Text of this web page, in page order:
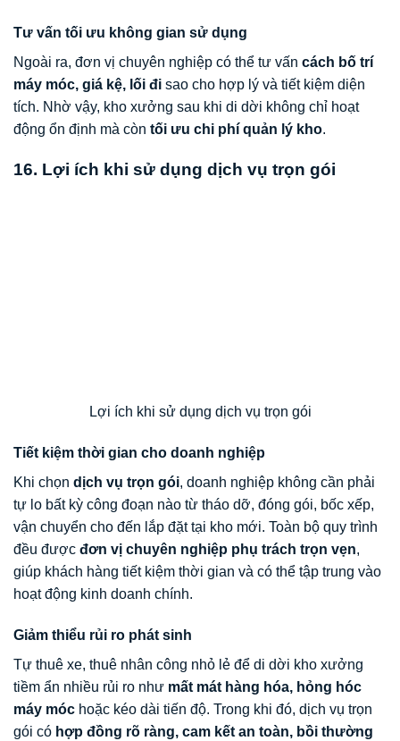
Tư vấn tối ưu không gian sử dụng
Ngoài ra, đơn vị chuyên nghiệp có thể tư vấn cách bố trí
máy móc, giá kệ, lối đi sao cho hợp lý và tiết kiệm diện
tích. Nhờ vậy, kho xưởng sau khi di dời không chỉ hoạt
động ổn định mà còn tối ưu chi phí quản lý kho.
16. Lợi ích khi sử dụng dịch vụ trọn gói
Lợi ích khi sử dụng dịch vụ trọn gói
Tiết kiệm thời gian cho doanh nghiệp
Khi chọn dịch vụ trọn gói, doanh nghiệp không cần phải
tự lo bất kỳ công đoạn nào từ tháo dỡ, đóng gói, bốc xếp,
vận chuyển cho đến lắp đặt tại kho mới. Toàn bộ quy trình
đều được đơn vị chuyên nghiệp phụ trách trọn vẹn,
giúp khách hàng tiết kiệm thời gian và có thể tập trung vào
hoạt động kinh doanh chính.
Giảm thiểu rủi ro phát sinh
Tự thuê xe, thuê nhân công nhỏ lẻ để di dời kho xưởng
tiềm ẩn nhiều rủi ro như mất mát hàng hóa, hỏng hóc
máy móc hoặc kéo dài tiến độ. Trong khi đó, dịch vụ trọn
gói có hợp đồng rõ ràng, cam kết an toàn, bồi thường